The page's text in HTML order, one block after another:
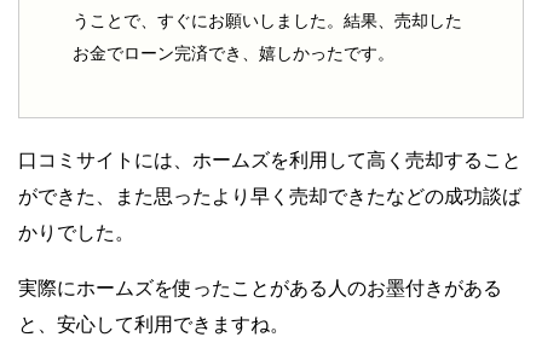
うことで、すぐにお願いしました。結果、売却した
お金でローン完済でき、嬉しかったです。
口コミサイトには、ホームズを利用して高く売却すること
ができた、また思ったより早く売却できたなどの成功談ば
かりでした。
実際にホームズを使ったことがある人のお墨付きがある
と、安心して利用できますね。